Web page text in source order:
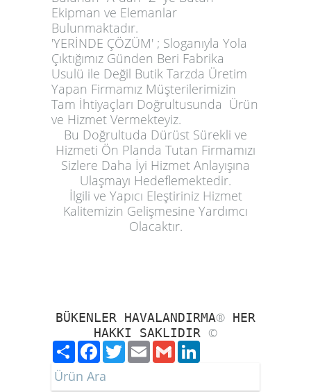
Ekipman ve Elemanlar
Bulunmaktadır.
'YERİNDE ÇÖZÜM' ; Sloganıyla Yola
Çıktığımız Günden Beri Fabrika
Usulü ile Değil Butik Tarzda Üretim
Yapan Firmamız Müşterilerimizin
Tam İhtiyaçları Doğrultusunda Ürün
ve Hizmet Vermekteyiz.
Bu Doğrultuda Dürüst Sürekli ve
Hizmeti Ön Planda Tutan Firmamızı
Sizlere Daha İyi Hizmet Anlayışına
Ulaşmayı Hedeflemektedir.
İlgili ve Yapıcı Eleştiriniz Hizmet
Kalitemizin Gelişmesine Yardımcı
Olacaktır.
BÜKENLER HAVALANDIRMA® HER
HAKKI SAKLIDIR ©
PaylaşFacebook
TwitterEmailGmail
Ürün Ara